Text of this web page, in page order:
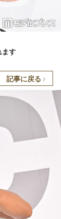
ます
記事に戻る